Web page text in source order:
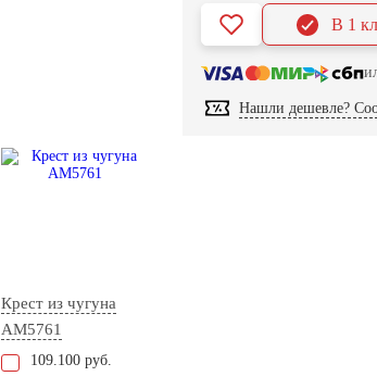
Крест из чугуна
AM5761
109.100 руб.
В 1
Нашли дешевле?